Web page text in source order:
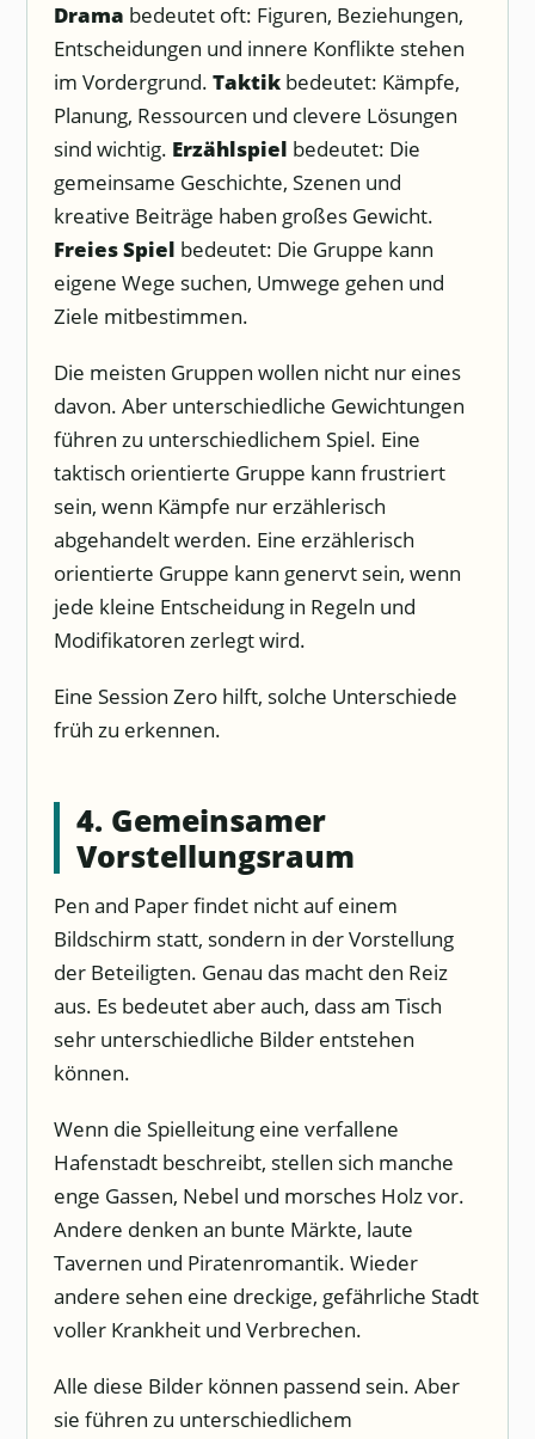
Drama bedeutet oft: Figuren, Beziehungen,
Entscheidungen und innere Konflikte stehen
im Vordergrund.Taktik bedeutet: Kämpfe,
Planung, Ressourcen und clevere Lösungen
sind wichtig. Erzählspiel bedeutet: Die
gemeinsame Geschichte, Szenen und
kreative Beiträge haben großes Gewicht.
Freies Spiel bedeutet: Die Gruppe kann
eigene Wege suchen, Umwege gehen und
Ziele mitbestimmen.
Die meisten Gruppen wollen nicht nur eines
davon. Aber unterschiedliche Gewichtungen
führen zu unterschiedlichem Spiel. Eine
taktisch orientierte Gruppe kann frustriert
sein, wenn Kämpfe nur erzählerisch
abgehandelt werden. Eine erzählerisch
orientierte Gruppe kann genervt sein, wenn
jede kleine Entscheidung in Regeln und
Modifikatoren zerlegt wird.
Eine Session Zero hilft, solche Unterschiede
früh zu erkennen.
4. Gemeinsamer
Vorstellungsraum
Pen and Paper findet nicht auf einem
Bildschirm statt, sondern in der Vorstellung
der Beteiligten. Genau das macht den Reiz
aus. Es bedeutet aber auch, dass am Tisch
sehr unterschiedliche Bilder entstehen
können.
Wenn die Spielleitung eine verfallene
Hafenstadt beschreibt, stellen sich manche
enge Gassen, Nebel und morsches Holz vor.
Andere denken an bunte Märkte, laute
Tavernen und Piratenromantik. Wieder
andere sehen eine dreckige, gefährliche Stadt
voller Krankheit und Verbrechen.
Alle diese Bilder können passend sein. Aber
sie führen zu unterschiedlichem